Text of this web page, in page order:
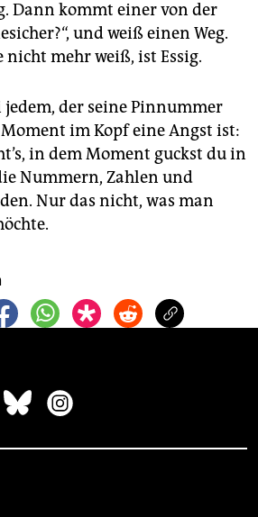
Dann kommt einer von der
und weiß einen Weg.
nicht mehr weiß, ist Essig.
jedem, der seine Pinnummer
im Kopf eine Angst ist:
in dem Moment guckst du in
Nummern, Zahlen und
Nur das nicht, was man